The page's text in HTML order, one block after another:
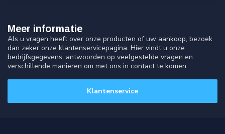
Meer informatie
Als u vragen heeft over onze producten of uw aankoop, bezoek
dan zeker onze klantenservicepagina. Hier vindt u onze
bedrijfsgegevens, antwoorden op veelgestelde vragen en
verschillende manieren om met ons in contact te komen.
Klantenservice